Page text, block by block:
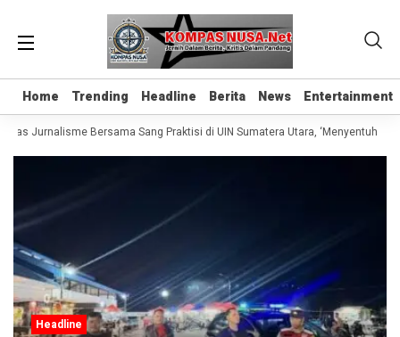
Home Trending Headline Berita News Entertainment
Home Trending Headline Berita News Entertainment
Jurnalisme Bersama Sang Praktisi di UIN Sumatera Utara, ‘Menyentuh Hati
Headline